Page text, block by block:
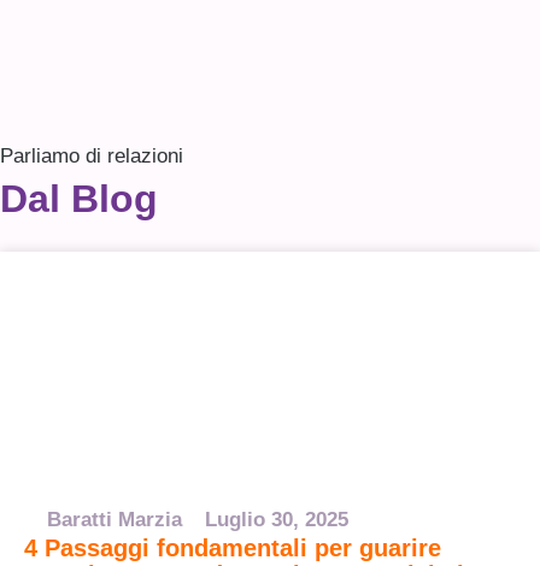
Parliamo di relazioni
Dal Blog
Baratti Marzia Luglio 30, 2025
4 Passaggi fondamentali per guarire